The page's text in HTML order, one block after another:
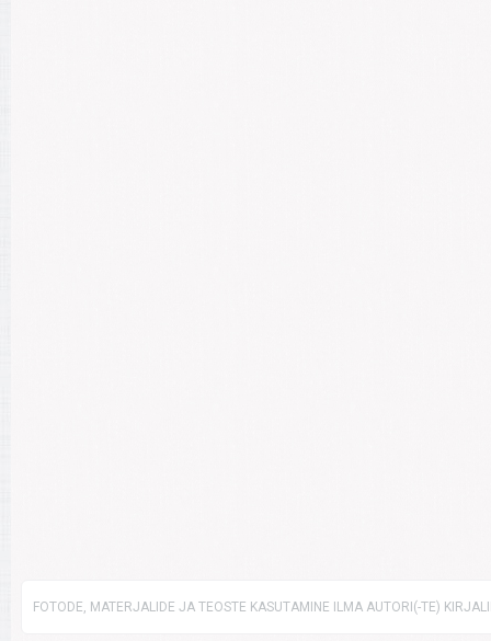
FOTODE, MATERJALIDE JA TEOSTE KASUTAMINE ILMA AUTORI(-TE)